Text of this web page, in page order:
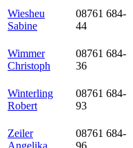
Wiesheu
Sabine
08761 684-
44
Wimmer
Christoph
08761 684-
36
Winterling
Robert
08761 684-
93
Zeiler
Angelika
08761 684-
96